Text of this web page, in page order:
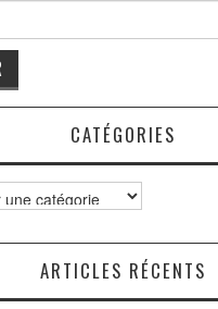
CATÉGORIES
ARTICLES RÉCENTS